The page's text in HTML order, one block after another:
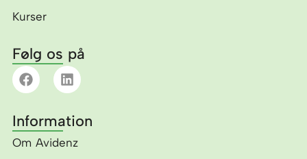
Kurser
Følg os på
F
a
e
b
o
L
i
k
e
d
Information
Om Avidenz